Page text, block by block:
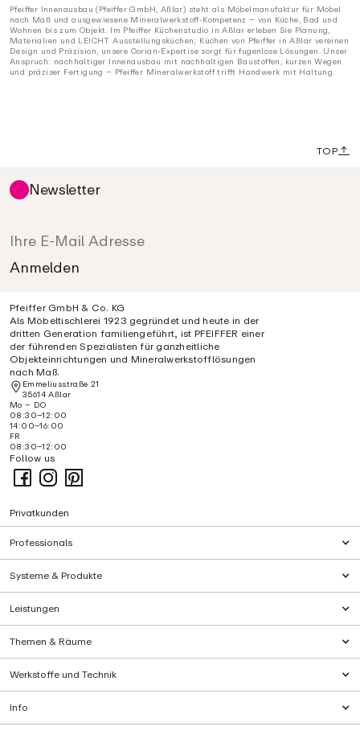
Pfeiffer Innenausbau (Pfeiffer GmbH, Aßlar) steht als Möbelmanufaktur für Möbel
nach Maß und ausgewiesene Mineralwerkstoff-Kompetenz – von Küche, Bad und
Wohnen bis zum Objekt. Im Pfeiffer Küchenstudio in Aßlar erleben Sie Planung,
Materialien und LEICHT Ausstellungsküchen; Küchen von Pfeiffer in Aßlar vereinen
Design und Präzision, unsere Corian-Expertise sorgt für fugenlose Lösungen. Unser
Anspruch: nachhaltiger Innenausbau mit nachhaltigen Baustoffen, kurzen Wegen
und präziser Fertigung – Pfeiffer Mineralwerkstoff trifft Handwerk mit Haltung.
TOP
Newsletter
Pfeiffer GmbH & Co. KG
Als Möbeltischlerei 1923 gegründet und heute in der
dritten Generation familiengeführt, ist PFEIFFER einer
der führenden Spezialisten für ganzheitliche
Objekteinrichtungen und Mineralwerkstofflösungen
nach Maß.
Emmeliusstraße 21
35614 Aßlar
Mo – DO
08:30–12:00
14:00–16:00
FR
08:30–12:00
Follow us
Privatkunden
Professionals
Systeme & Produkte
Leistungen
Themen & Räume
Werkstoffe und Technik
Info